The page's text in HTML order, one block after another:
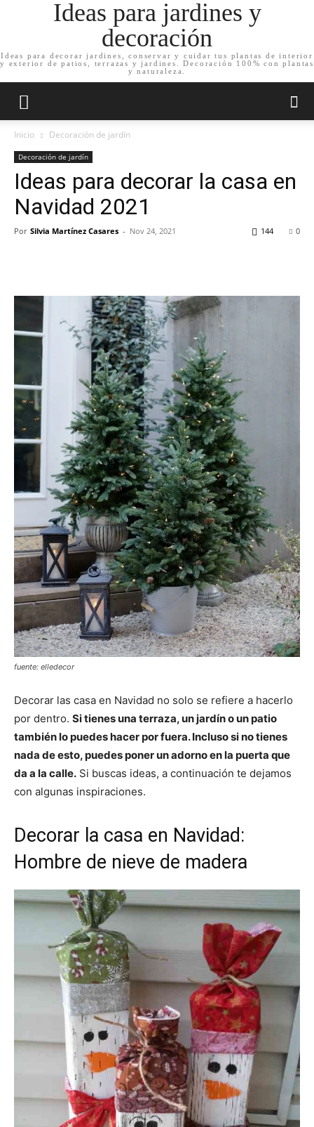
Ideas para jardines y
decoración
Ideas para decorar jardines, conservar y cuidar tus plantas de interior
y exterior de patios, terrazas y jardines. Decoración 100% con plantas
y naturaleza.
Inicio Decoración de jardín
Decoración de jardín
Ideas para decorar la casa en
Navidad 2021
Por Silvia Martínez Casares - Nov 24, 2021 0
144
fuente: elledecor
Decorar las casa en Navidad no solo se refiere a hacerlo
por dentro. Si tienes una terraza, un jardín o un patio
también lo puedes hacer por fuera. Incluso si no tienes
nada de esto, puedes poner un adorno en la puerta que
da a la calle. Si buscas ideas, a continuación te dejamos
con algunas inspiraciones.
Decorar la casa en Navidad:
Hombre de nieve de madera